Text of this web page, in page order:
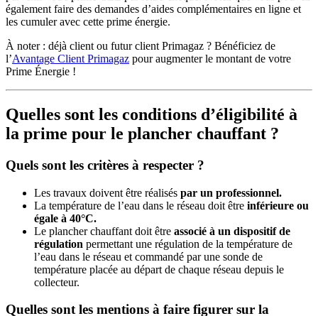
également faire des demandes d’aides complémentaires en ligne et
les cumuler avec cette prime énergie.
À noter : déjà client ou futur client Primagaz ? Bénéficiez de
l’Avantage Client Primagaz pour augmenter le montant de votre
Prime Énergie !
Quelles sont les conditions d’éligibilité à
la prime pour le plancher chauffant ?
Quels sont les critères à respecter ?
Les travaux doivent être réalisés par un professionnel.
La température de l’eau dans le réseau doit être inférieure ou
égale à 40°C.
Le plancher chauffant doit être associé à un dispositif de
régulation permettant une régulation de la température de
l’eau dans le réseau et commandé par une sonde de
température placée au départ de chaque réseau depuis le
collecteur.
Quelles sont les mentions à faire figurer sur la